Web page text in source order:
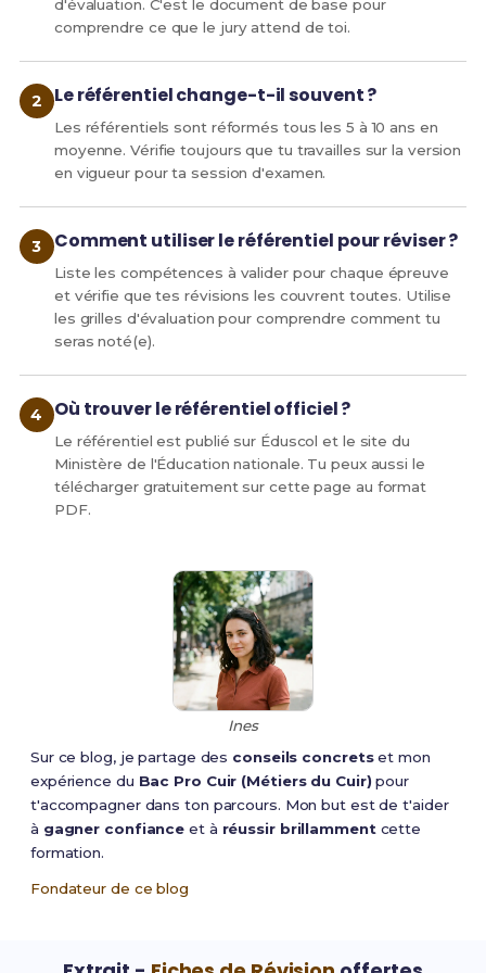
Annexe I
DISPENSÉS AU BACCALAURÉAT
PROFESSIONNEL
(en conformité avec l'arrêté du 21 novembre
2018 modifié relatif aux enseignements
dispensés dans les formations sous statut
scolaire préparant au baccalauréat
SPÉCIALITÉS DE BACCALAURÉAT
INTITULÉ DE LA SPÉCIALITÉ
SOINS ET SERVICES À LA
PERSONNE-option A : à
domicile (dernière session
ACCOMPAGNEMENT,
SOINS ET SERVICES À LA
PERSONNE-option B : en
structure (dernière session
2024)
ACCOMPAGNEMENT SOINS
session 2025)
Arrêté du 2
avionique
modifié
d'évaluation. C'est le document de base pour
comprendre ce que le jury attend de toi.
Le référentiel change-t-il souvent ?
Les référentiels sont réformés tous les 5 à 10 ans en
moyenne. Vérifie toujours que tu travailles sur la version
en vigueur pour ta session d'examen.
Comment utiliser le référentiel pour réviser ?
Liste les compétences à valider pour chaque épreuve
et vérifie que tes révisions les couvrent toutes. Utilise
les grilles d'évaluation pour comprendre comment tu
seras noté(e).
Où trouver le référentiel officiel ?
Le référentiel est publié sur Éduscol et le site du
Ministère de l'Éducation nationale. Tu peux aussi le
télécharger gratuitement sur cette page au format
PDF.
Ines
Sur ce blog, je partage des conseils concretset mon
expérience du Bac Pro Cuir (Métiers du Cuir) pour
t'accompagner dans ton parcours. Mon but est de t'aider
à gagner confiance et à réussir brillamment cette
formation.
Fondateur de ce blog